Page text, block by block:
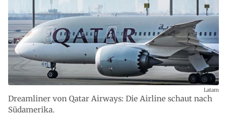
Dreamliner von Qatar Airways: Die Airline schaut nach
Südamerika.
Latam